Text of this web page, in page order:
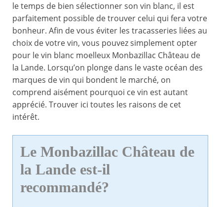
le temps de bien sélectionner son vin blanc, il est
parfaitement possible de trouver celui qui fera votre
bonheur. Afin de vous éviter les tracasseries liées au
choix de votre vin, vous pouvez simplement opter
pour le vin blanc moelleux Monbazillac Château de
la Lande. Lorsqu’on plonge dans le vaste océan des
marques de vin qui bondent le marché, on
comprend aisément pourquoi ce vin est autant
apprécié. Trouver ici toutes les raisons de cet
intérêt.
Le Monbazillac Château de
la Lande est-il
recommandé?